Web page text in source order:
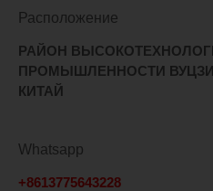
Расположение
РАЙОН
ПРОМЫШЛЕННОСТИ
КИТАЙ
Whatsapp
+8613775643228